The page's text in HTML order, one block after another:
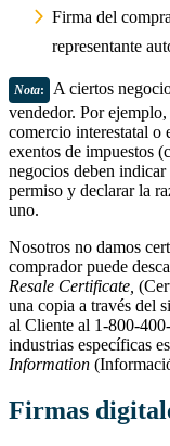
Firma del
representante
Nota:
A ciertos
vendedor. Por
comercio interestatal o
exentos de impuestos
negocios deben
permiso y declarar la
uno.
Nosotros no damos
comprador puede
Resale Certificate,
una copia a través del
al Cliente al
industrias específicas
Information
Firmas